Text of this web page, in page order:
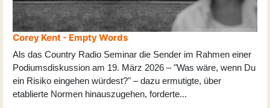
Corey Kent - Empty Words
Als das Country Radio Seminar die Sender im Rahmen einer
Podiumsdiskussion am 19. März 2026 – "Was wäre, wenn Du
ein Risiko eingehen würdest?" – dazu ermutigte, über
etablierte Normen hinauszugehen, forderte...